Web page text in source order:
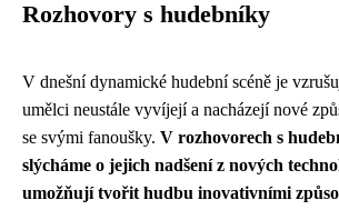
Rozhovory s hudebníky
V dnešní dynamické hudební scéně je
umělci neustále vyvíjejí a nacházejí nové
se svými fanoušky. V rozhovorech s
slýcháme o jejich nadšení z nových
umožňují tvořit hudbu inovativními